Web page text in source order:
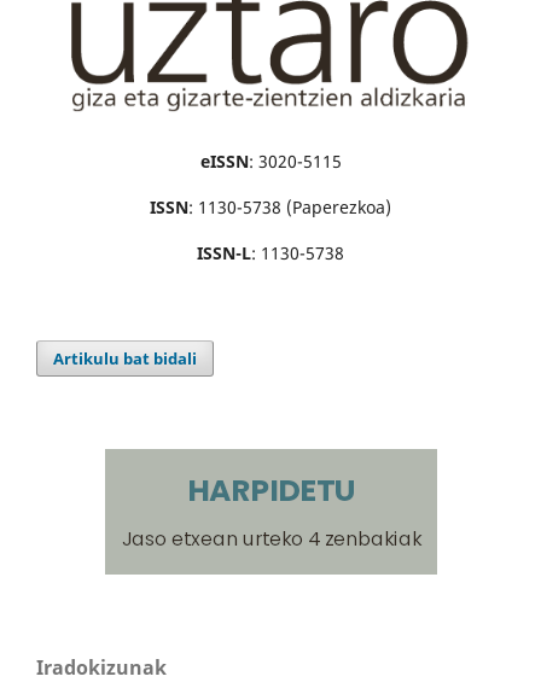
eISSN: 3020-5115
ISSN: 1130-5738 (Paperezkoa)
ISSN-L: 1130-5738
Artikulu bat bidali
Iradokizunak